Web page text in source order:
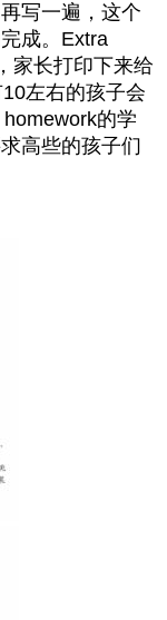
写一遍，这个
成。Extra
家长打印下来给
左右的孩子会
的学
高些的孩子们